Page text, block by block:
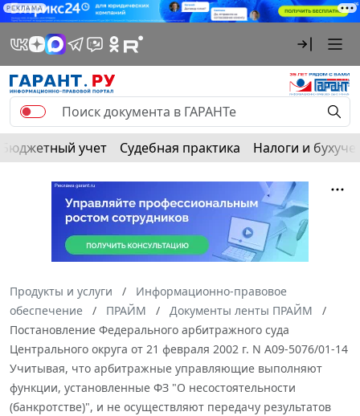
РЕКЛАМА
Бюджетный учет Судебная практика Налоги и
Продукты и услуги
Информационно-правовое
обеспечение
ПРАЙМ
Документы ленты ПРАЙМ
Постановление Федерального арбитражного суда
Центрального округа от 21 февраля 2002 г. N А09-5076/01-14
Учитывая, что арбитражные управляющие выполняют
функции, установленные ФЗ "О несостоятельности
(банкротстве)", и не осуществляют передачу результатов